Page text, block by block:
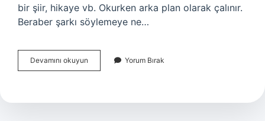
bir şiir, hikaye vb. Okurken arka plan olarak çalınır.
Beraber şarkı söylemeye ne…
Devamını okuyun Enstrümansız
Şarkı
Denir
Yorum Bırak